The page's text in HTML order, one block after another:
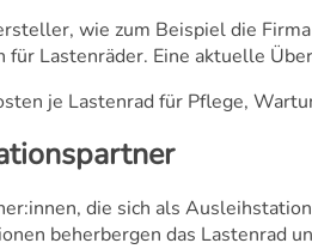
wie zum Beispiel die Firma
für Lastenräder. Eine aktuelle
je Lastenrad für Pflege,
die sich als
beherbergen das Lastenrad